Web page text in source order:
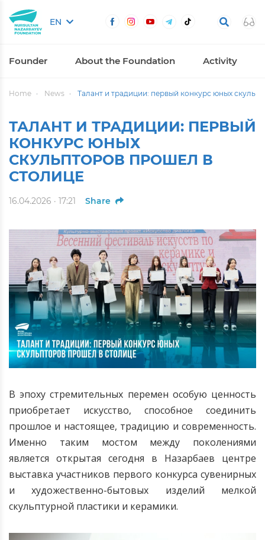
EN
Founder About the Foundation Activity
Home News Талант и традиции: первый конкурс юных
ТАЛАНТ И ТРАДИЦИИ: ПЕРВЫЙ
КОНКУРС ЮНЫХ
СКУЛЬПТОРОВ ПРОШЕЛ В
СТОЛИЦЕ
16.04.2026 · 17:21 Share
В эпоху стремительных перемен особую ценность
приобретает искусство, способное соединить
прошлое и настоящее, традицию и современность.
Именно таким мостом между поколениями
является открытая сегодня в Назарбаев центре
выставка участников первого конкурса сувенирных
и художественно-бытовых изделий мелкой
скульптурной пластики и керамики.